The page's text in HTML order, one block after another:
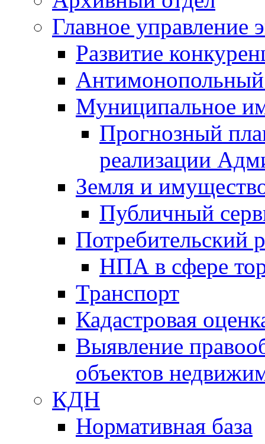
Главное управление
Развитие
Антимонопольный
Муниципальное
Прогнозный
реализации
Земля и
Публичный
Потребительский
НПА в сфере
Транспорт
Кадастровая
Выявление
объектов
КДН
Нормативная база